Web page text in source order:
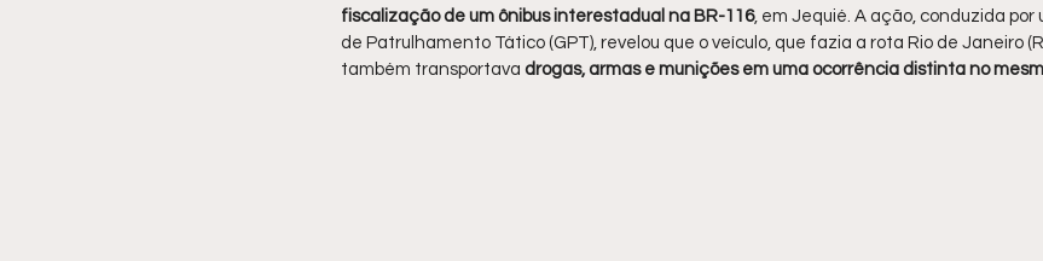
fiscalização de um ônibus interestadual na BR-116, em Jequié. A ação, conduzida por
de Patrulhamento Tático (GPT), revelou que o veículo, que fazia a rota Rio de Janeiro
também transportava drogas, armas e munições em uma ocorrência distinta no